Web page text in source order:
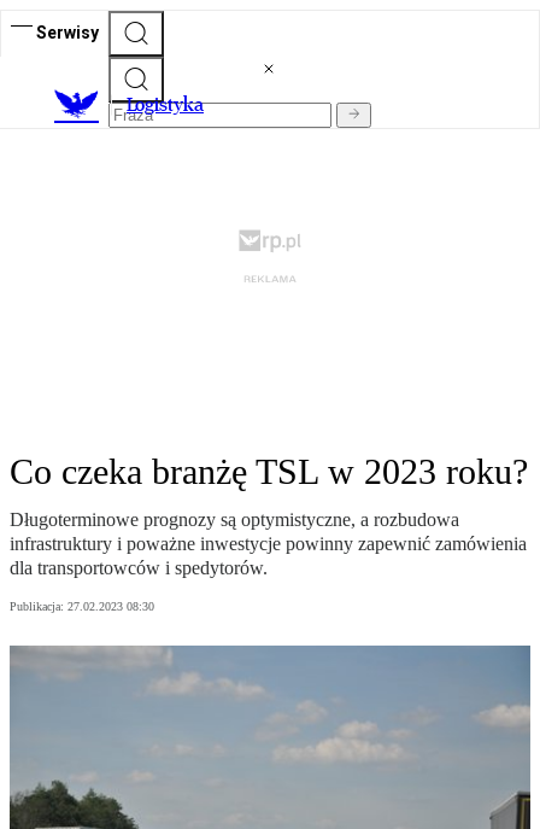
Serwisy
Logistyka
Co czeka branżę TSL w 2023 roku?
Długoterminowe prognozy są optymistyczne, a rozbudowa
infrastruktury i poważne inwestycje powinny zapewnić zamówienia
dla transportowców i spedytorów.
Publikacja: 27.02.2023 08:30